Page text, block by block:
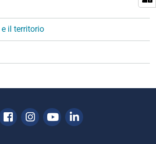
e il territorio
Facebook
Instagram
YoutubeLinkedin